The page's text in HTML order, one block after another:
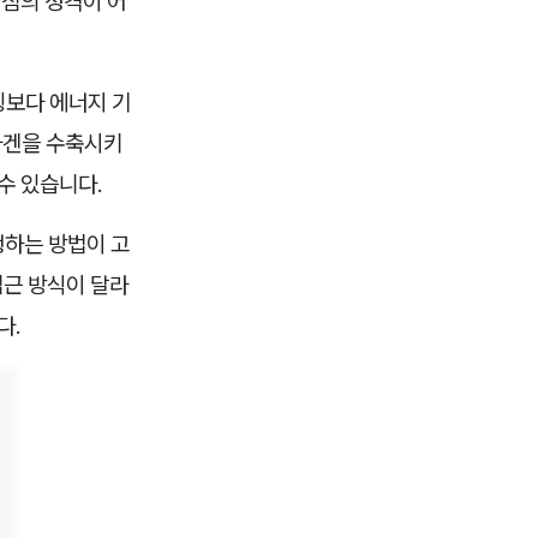
다 에너지 기
을 수축시키
있습니다.
는 방법이 고
방식이 달라
.